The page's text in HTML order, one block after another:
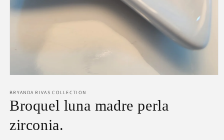
multimedia
1
en
ventana
modal
BRYANDA RIVAS COLLECTION
Broquel luna madre perla
zirconia.